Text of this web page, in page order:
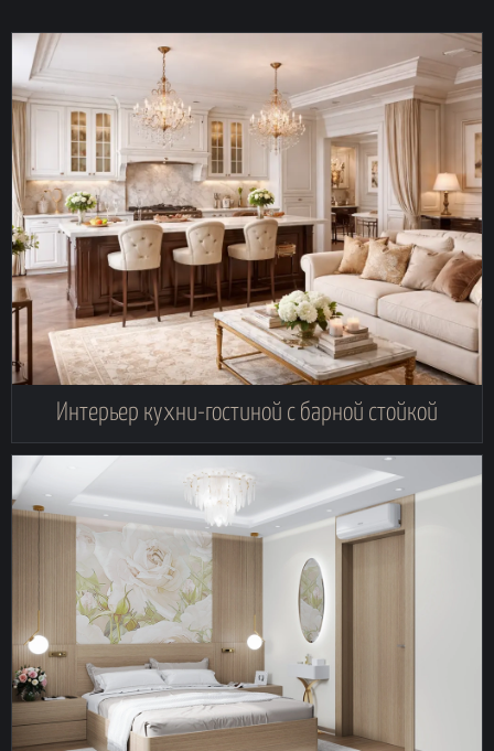
Интерьер кухни-гостиной с барной стойкой